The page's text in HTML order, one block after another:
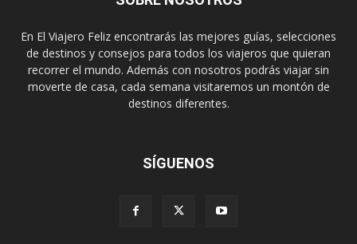
En El Viajero Feliz encontrarás las mejores guías, selecciones
de destinos y consejos para todos los viajeros que quieran
recorrer el mundo. Además con nosotros podrás viajar sin
moverte de casa, cada semana visitaremos un montón de
destinos diferentes.
SÍGUENOS